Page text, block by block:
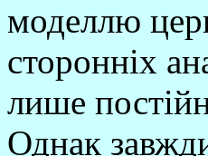
моделлю
сторонніх
лише
Однак